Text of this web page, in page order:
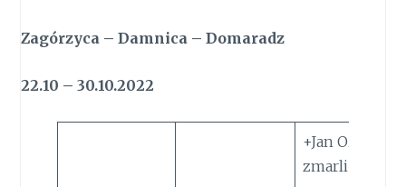
Zagórzyca – Damnica – Domaradz
22.10 –30.10.2022
+Jan Ożóg I r.
zmarli z rodz.